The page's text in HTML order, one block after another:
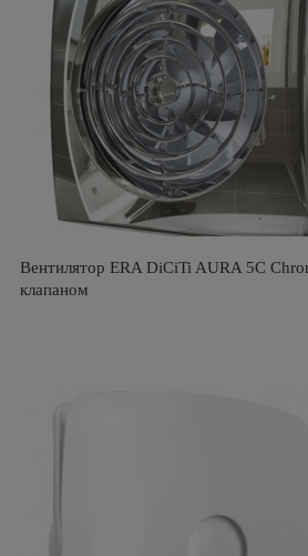
Вентилятор ERA DiCiTi AURA 5C
клапаном